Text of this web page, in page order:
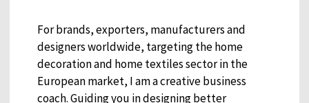
For brands, exporters, manufacturers and
designers worldwide, targeting the home
decoration and home textiles sector in the
European market, I am a creative business
coach. Guiding you in designing better